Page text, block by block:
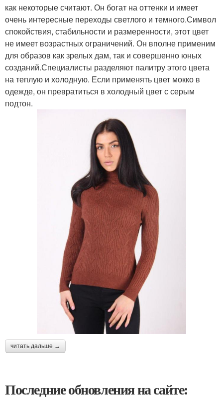
как некоторые считают. Он богат на оттенки и имеет
очень интересные переходы светлого и темного.Символ
спокойствия, стабильности и размеренности, этот цвет
не имеет возрастных ограничений. Он вполне применим
для образов как зрелых дам, так и совершенно юных
созданий.Специалисты разделяют палитру этого цвета
на теплую и холодную. Если применять цвет мокко в
одежде, он превратиться в холодный цвет с серым
подтон.
читать дальше →
Последние обновления на сайте: